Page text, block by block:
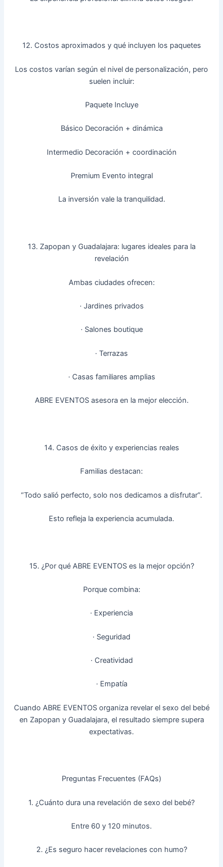
12. Costos aproximados y qué incluyen los paquetes
Los costos varían según el nivel de personalización, pero
suelen incluir:
Paquete Incluye
Básico Decoración + dinámica
Intermedio Decoración + coordinación
Premium Evento integral
La inversión vale la tranquilidad.
13. Zapopan y Guadalajara: lugares ideales para la
revelación
Ambas ciudades ofrecen:
· Jardines privados
· Salones boutique
· Terrazas
· Casas familiares amplias
ABRE EVENTOS asesora en la mejor elección.
14. Casos de éxito y experiencias reales
Familias destacan:
“Todo salió perfecto, solo nos dedicamos a disfrutar”.
Esto refleja la experiencia acumulada.
15. ¿Por qué ABRE EVENTOS es la mejor opción?
Porque combina:
· Experiencia
· Seguridad
· Creatividad
· Empatía
Cuando ABRE EVENTOS organiza revelar el sexo del bebé
en Zapopan y Guadalajara, el resultado siempre supera
expectativas.
Preguntas Frecuentes (FAQs)
1. ¿Cuánto dura una revelación de sexo del bebé?
Entre 60 y 120 minutos.
2. ¿Es seguro hacer revelaciones con humo?